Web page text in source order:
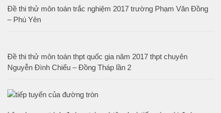
Đề thi thử môn toán trắc nghiệm 2017 trường Phạm Văn Đồng
– Phú Yên
Đề thi thử môn toán thpt quốc gia năm 2017 thpt chuyên
Nguyễn Đình Chiểu – Đồng Tháp lần 2